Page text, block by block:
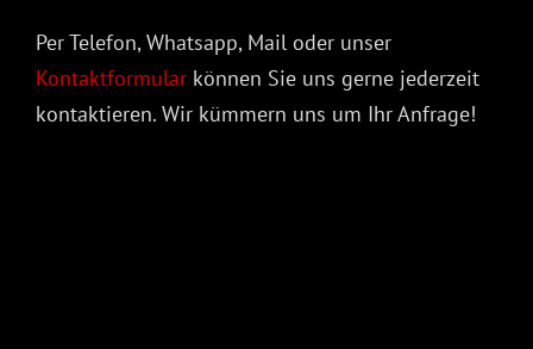
Per Telefon, Whatsapp, Mail oder unser
Kontaktformular können Sie uns gerne jederzeit
kontaktieren. Wir kümmern uns um Ihr Anfrage!